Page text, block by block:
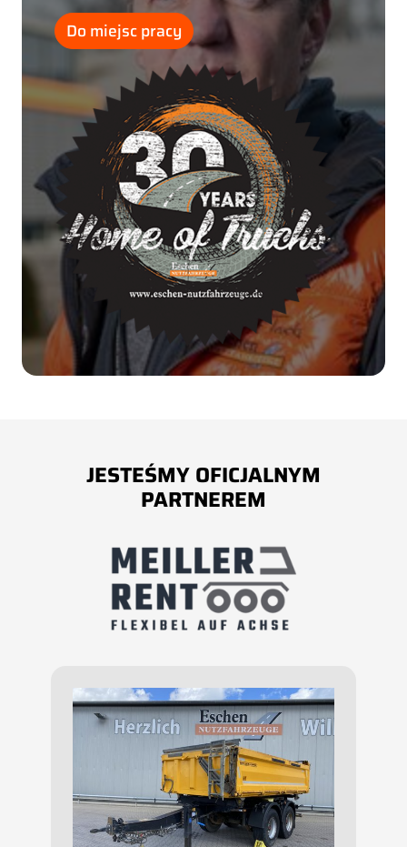
Do miejsc pracy
JESTEŚMY OFICJALNYM
PARTNEREM